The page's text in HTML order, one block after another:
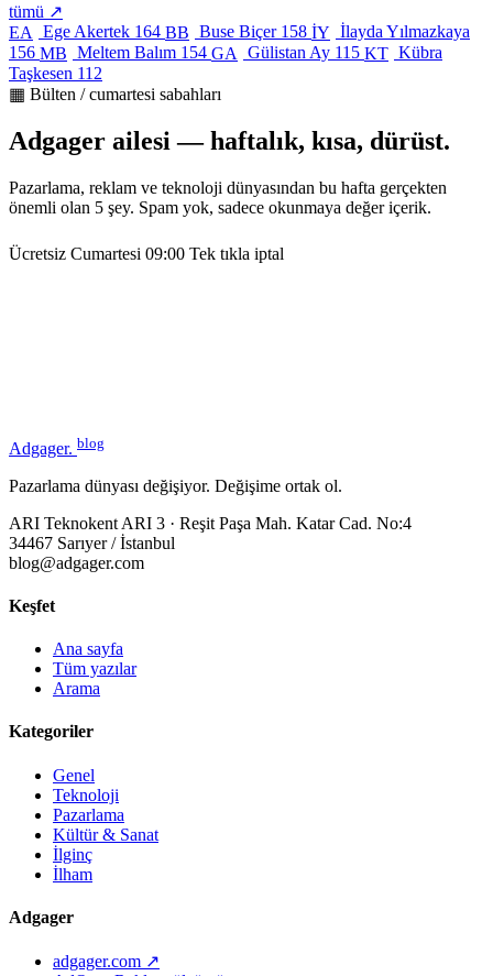
tümü ↗
EA
Ege Akertek 164 BB Buse Biçer 158 İY İlayda Yılmazkaya
156 MB Meltem Balım 154 GA Gülistan Ay 115 KT Kübra
Taşkesen 112
▦ Bülten / cumartesi sabahları
Adgager ailesi — haftalık, kısa, dürüst.
Pazarlama, reklam ve teknoloji dünyasından bu hafta gerçekten
önemli olan 5 şey. Spam yok, sadece okunmaya değer içerik.
Ücretsiz Cumartesi 09:00 Tek tıkla iptal
Adgager. blog
Pazarlama dünyası değişiyor. Değişime ortak ol.
ARI Teknokent ARI 3 · Reşit Paşa Mah. Katar Cad. No:4
34467 Sarıyer / İstanbul
blog@adgager.com
Keşfet
Ana sayfa
Tüm yazılar
Arama
Kategoriler
Genel
Teknoloji
Pazarlama
Kültür & Sanat
İlginç
İlham
Adgager
adgager.com ↗